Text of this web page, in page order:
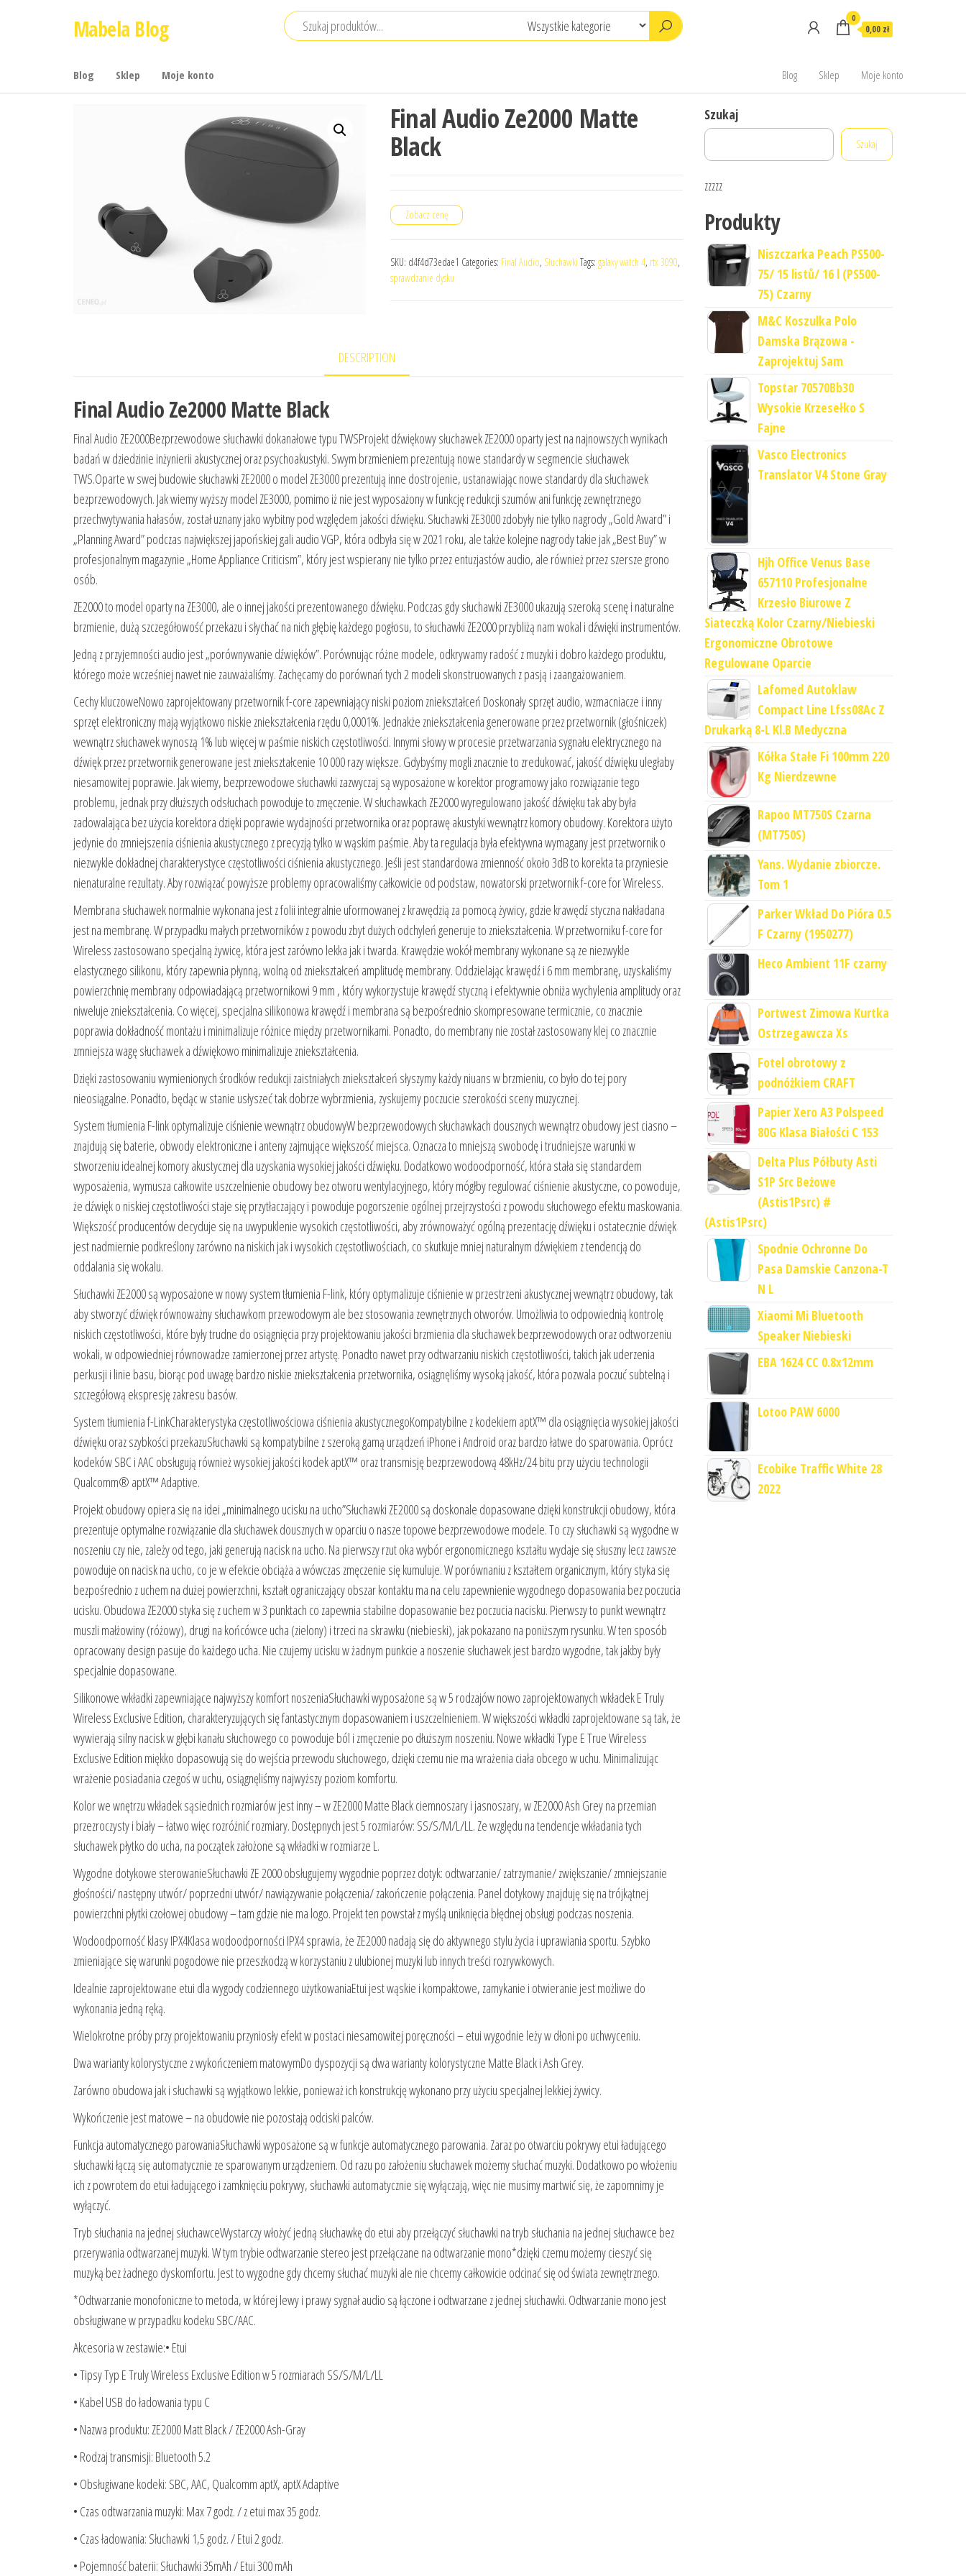
Mabela Blog 0
0,00 zł
Blog Sklep Moje konto Blog Sklep Moje konto
Final Audio Ze2000 Matte
Black
Zobacz cenę
SKU: d4f4d73edae1 Categories: Final Audio, Słuchawki Tags: galaxy watch 4, rtx 3090,
sprawdzanie dysku
DESCRIPTION
Final Audio Ze2000 Matte Black
Final Audio ZE2000Bezprzewodowe słuchawki dokanałowe typu TWSProjekt dźwiękowy słuchawek ZE2000 oparty jest na najnowszych wynikach
badań w dziedzinie inżynierii akustycznej oraz psychoakustyki. Swym brzmieniem prezentują nowe standardy w segmencie słuchawek
TWS.Oparte w swej budowie słuchawki ZE2000 o model ZE3000 prezentują inne dostrojenie, ustanawiając nowe standardy dla słuchawek
bezprzewodowych. Jak wiemy wyższy model ZE3000, pomimo iż nie jest wyposażony w funkcję redukcji szumów ani funkcję zewnętrznego
przechwytywania hałasów, został uznany jako wybitny pod względem jakości dźwięku. Słuchawki ZE3000 zdobyły nie tylko nagrody „Gold Award” i
„Planning Award” podczas największej japońskiej gali audio VGP, która odbyła się w 2021 roku, ale także kolejne nagrody takie jak „Best Buy” w
profesjonalnym magazynie „Home Appliance Criticism”, który jest wspierany nie tylko przez entuzjastów audio, ale również przez szersze grono
osób.
ZE2000 to model oparty na ZE3000, ale o innej jakości prezentowanego dźwięku. Podczas gdy słuchawki ZE3000 ukazują szeroką scenę i naturalne
brzmienie, dużą szczegółowość przekazu i słychać na nich głębię każdego pogłosu, to słuchawki ZE2000 przybliżą nam wokal i dźwięki instrumentów.
Jedną z przyjemności audio jest „porównywanie dźwięków”. Porównując różne modele, odkrywamy radość z muzyki i dobro każdego produktu,
którego może wcześniej nawet nie zauważaliśmy. Zachęcamy do porównań tych 2 modeli skonstruowanych z pasją i zaangażowaniem.
Cechy kluczoweNowo zaprojektowany przetwornik f-core zapewniający niski poziom zniekształceń Doskonały sprzęt audio, wzmacniacze i inny
sprzęt elektroniczny mają wyjątkowo niskie zniekształcenia rzędu 0,0001%. Jednakże zniekształcenia generowane przez przetwornik (głośniczek)
wewnątrz słuchawek wynoszą 1% lub więcej w paśmie niskich częstotliwości. Innymi słowy w procesie przetwarzania sygnału elektrycznego na
dźwięk przez przetwornik generowane jest zniekształcenie 10 000 razy większe. Gdybyśmy mogli znacznie to zredukować, jakość dźwięku uległaby
niesamowitej poprawie. Jak wiemy, bezprzewodowe słuchawki zazwyczaj są wyposażone w korektor programowy jako rozwiązanie tego
problemu, jednak przy dłuższych odsłuchach powoduje to zmęczenie. W słuchawkach ZE2000 wyregulowano jakość dźwięku tak aby była
zadowalająca bez użycia korektora dzięki poprawie wydajności przetwornika oraz poprawę akustyki wewnątrz komory obudowy. Korektora użyto
jedynie do zmniejszenia ciśnienia akustycznego z precyzją tylko w wąskim paśmie. Aby ta regulacja była efektywna wymagany jest przetwornik o
niezwykle dokładnej charakterystyce częstotliwości ciśnienia akustycznego. Jeśli jest standardowa zmienność około 3dB to korekta ta przyniesie
nienaturalne rezultaty. Aby rozwiązać powyższe problemy opracowaliśmy całkowicie od podstaw, nowatorski przetwornik f-core for Wireless.
Membrana słuchawek normalnie wykonana jest z folii integralnie uformowanej z krawędzią za pomocą żywicy, gdzie krawędź styczna nakładana
jest na membranę. W przypadku małych przetworników z powodu zbyt dużych odchyleń generuje to zniekształcenia. W przetworniku f-core for
Wireless zastosowano specjalną żywicę, która jest zarówno lekka jak i twarda. Krawędzie wokół membrany wykonane są ze niezwykle
elastycznego silikonu, który zapewnia płynną, wolną od zniekształceń amplitudę membrany. Oddzielając krawędź i 6 mm membranę, uzyskaliśmy
powierzchnię membrany odpowiadającą przetwornikowi 9 mm , który wykorzystuje krawędź styczną i efektywnie obniża wychylenia amplitudy oraz
niweluje zniekształcenia. Co więcej, specjalna silikonowa krawędź i membrana są bezpośrednio skompresowane termicznie, co znacznie
poprawia dokładność montażu i minimalizuje różnice między przetwornikami. Ponadto, do membrany nie został zastosowany klej co znacznie
zmniejsza wagę słuchawek a dźwiękowo minimalizuje zniekształcenia.
Dzięki zastosowaniu wymienionych środków redukcji zaistniałych zniekształceń słyszymy każdy niuans w brzmieniu, co było do tej pory
nieosiągalne. Ponadto, będąc w stanie usłyszeć tak dobrze wybrzmienia, zyskujemy poczucie szerokości sceny muzycznej.
System tłumienia F-link optymalizuje ciśnienie wewnątrz obudowyW bezprzewodowych słuchawkach dousznych wewnątrz obudowy jest ciasno –
znajdują się baterie, obwody elektroniczne i anteny zajmujące większość miejsca. Oznacza to mniejszą swobodę i trudniejsze warunki w
stworzeniu idealnej komory akustycznej dla uzyskania wysokiej jakości dźwięku. Dodatkowo wodoodporność, która stała się standardem
wyposażenia, wymusza całkowite uszczelnienie obudowy bez otworu wentylacyjnego, który mógłby regulować ciśnienie akustyczne, co powoduje,
że dźwięk o niskiej częstotliwości staje się przytłaczający i powoduje pogorszenie ogólnej przejrzystości z powodu słuchowego efektu maskowania.
Większość producentów decyduje się na uwypuklenie wysokich częstotliwości, aby zrównoważyć ogólną prezentację dźwięku i ostatecznie dźwięk
jest nadmiernie podkreślony zarówno na niskich jak i wysokich częstotliwościach, co skutkuje mniej naturalnym dźwiękiem z tendencją do
oddalania się wokalu.
Słuchawki ZE2000 są wyposażone w nowy system tłumienia F-link, który optymalizuje ciśnienie w przestrzeni akustycznej wewnątrz obudowy, tak
aby stworzyć dźwięk równoważny słuchawkom przewodowym ale bez stosowania zewnętrznych otworów. Umożliwia to odpowiednią kontrolę
niskich częstotliwości, które były trudne do osiągnięcia przy projektowaniu jakości brzmienia dla słuchawek bezprzewodowych oraz odtworzeniu
wokali, w odpowiedniej równowadze zamierzonej przez artystę. Ponadto nawet przy odtwarzaniu niskich częstotliwości, takich jak uderzenia
perkusji i linie basu, biorąc pod uwagę bardzo niskie zniekształcenia przetwornika, osiągnęliśmy wysoką jakość, która pozwala poczuć subtelną i
szczegółową ekspresję zakresu basów.
System tłumienia f-LinkCharakterystyka częstotliwościowa ciśnienia akustycznegoKompatybilne z kodekiem aptX™ dla osiągnięcia wysokiej jakości
dźwięku oraz szybkości przekazuSłuchawki są kompatybilne z szeroką gamą urządzeń iPhone i Android oraz bardzo łatwe do sparowania. Oprócz
kodeków SBC i AAC obsługują również wysokiej jakości kodek aptX™ oraz transmisję bezprzewodową 48kHz/24 bitu przy użyciu technologii
Qualcomm® aptX™ Adaptive.
Projekt obudowy opiera się na idei „minimalnego ucisku na ucho”Słuchawki ZE2000 są doskonale dopasowane dzięki konstrukcji obudowy, która
prezentuje optymalne rozwiązanie dla słuchawek dousznych w oparciu o nasze topowe bezprzewodowe modele. To czy słuchawki są wygodne w
noszeniu czy nie, zależy od tego, jaki generują nacisk na ucho. Na pierwszy rzut oka wybór ergonomicznego kształtu wydaje się słuszny lecz zawsze
powoduje on nacisk na ucho, co je w efekcie obciąża a wówczas zmęczenie się kumuluje. W porównaniu z kształtem organicznym, który styka się
bezpośrednio z uchem na dużej powierzchni, kształt ograniczający obszar kontaktu ma na celu zapewnienie wygodnego dopasowania bez poczucia
ucisku. Obudowa ZE2000 styka się z uchem w 3 punktach co zapewnia stabilne dopasowanie bez poczucia nacisku. Pierwszy to punkt wewnątrz
muszli małżowiny (różowy), drugi na końcówce ucha (zielony) i trzeci na skrawku (niebieski), jak pokazano na poniższym rysunku. W ten sposób
opracowany design pasuje do każdego ucha. Nie czujemy ucisku w żadnym punkcie a noszenie słuchawek jest bardzo wygodne, tak jakby były
specjalnie dopasowane.
Silikonowe wkładki zapewniające najwyższy komfort noszeniaSłuchawki wyposażone są w 5 rodzajów nowo zaprojektowanych wkładek E Truly
Wireless Exclusive Edition, charakteryzujących się fantastycznym dopasowaniem i uszczelnieniem. W większości wkładki zaprojektowane są tak, że
wywierają silny nacisk w głębi kanału słuchowego co powoduje ból i zmęczenie po dłuższym noszeniu. Nowe wkładki Type E True Wireless
Exclusive Edition miękko dopasowują się do wejścia przewodu słuchowego, dzięki czemu nie ma wrażenia ciała obcego w uchu. Minimalizując
wrażenie posiadania czegoś w uchu, osiągnęliśmy najwyższy poziom komfortu.
Kolor we wnętrzu wkładek sąsiednich rozmiarów jest inny – w ZE2000 Matte Black ciemnoszary i jasnoszary, w ZE2000 Ash Grey na przemian
przezroczysty i biały – łatwo więc rozróżnić rozmiary. Dostępnych jest 5 rozmiarów: SS/S/M/L/LL. Ze względu na tendencje wkładania tych
słuchawek płytko do ucha, na początek założone są wkładki w rozmiarze L.
Wygodne dotykowe sterowanieSłuchawki ZE 2000 obsługujemy wygodnie poprzez dotyk: odtwarzanie/ zatrzymanie/ zwiększanie/ zmniejszanie
głośności/ następny utwór/ poprzedni utwór/ nawiązywanie połączenia/ zakończenie połączenia. Panel dotykowy znajduję się na trójkątnej
powierzchni płytki czołowej obudowy – tam gdzie nie ma logo. Projekt ten powstał z myślą uniknięcia błędnej obsługi podczas noszenia.
Wodoodporność klasy IPX4Klasa wodoodporności IPX4 sprawia, że ZE2000 nadają się do aktywnego stylu życia i uprawiania sportu. Szybko
zmieniające się warunki pogodowe nie przeszkodzą w korzystaniu z ulubionej muzyki lub innych treści rozrywkowych.
Idealnie zaprojektowane etui dla wygody codziennego użytkowaniaEtui jest wąskie i kompaktowe, zamykanie i otwieranie jest możliwe do
wykonania jedną ręką.
Wielokrotne próby przy projektowaniu przyniosły efekt w postaci niesamowitej poręczności – etui wygodnie leży w dłoni po uchwyceniu.
Dwa warianty kolorystyczne z wykończeniem matowymDo dyspozycji są dwa warianty kolorystyczne Matte Black i Ash Grey.
Zarówno obudowa jak i słuchawki są wyjątkowo lekkie, ponieważ ich konstrukcję wykonano przy użyciu specjalnej lekkiej żywicy.
Wykończenie jest matowe – na obudowie nie pozostają odciski palców.
Funkcja automatycznego parowaniaSłuchawki wyposażone są w funkcje automatycznego parowania. Zaraz po otwarciu pokrywy etui ładującego
słuchawki łączą się automatycznie ze sparowanym urządzeniem. Od razu po założeniu słuchawek możemy słuchać muzyki. Dodatkowo po włożeniu
ich z powrotem do etui ładującego i zamknięciu pokrywy, słuchawki automatycznie się wyłączają, więc nie musimy martwić się, że zapomnimy je
wyłączyć.
Tryb słuchania na jednej słuchawceWystarczy włożyć jedną słuchawkę do etui aby przełączyć słuchawki na tryb słuchania na jednej słuchawce bez
przerywania odtwarzanej muzyki. W tym trybie odtwarzanie stereo jest przełączane na odtwarzanie mono*dzięki czemu możemy cieszyć się
muzyką bez żadnego dyskomfortu. Jest to wygodne gdy chcemy słuchać muzyki ale nie chcemy całkowicie odcinać się od świata zewnętrznego.
*Odtwarzanie monofoniczne to metoda, w której lewy i prawy sygnał audio są łączone i odtwarzane z jednej słuchawki. Odtwarzanie mono jest
obsługiwane w przypadku kodeku SBC/AAC.
Akcesoria w zestawie:• Etui
• Tipsy Typ E Truly Wireless Exclusive Edition w 5 rozmiarach SS/S/M/L/LL
• Kabel USB do ładowania typu C
• Nazwa produktu: ZE2000 Matt Black / ZE2000 Ash-Gray
• Rodzaj transmisji: Bluetooth 5.2
• Obsługiwane kodeki: SBC, AAC, Qualcomm aptX, aptX Adaptive
• Czas odtwarzania muzyki: Max 7 godz. / z etui max 35 godz.
• Czas ładowania: Słuchawki 1,5 godz. / Etui 2 godz.
• Pojemność baterii: Słuchawki 35mAh / Etui 300 mAh
Szukaj
Szukaj
zzzzz
Produkty
Niszczarka Peach PS500-
75/ 15 listů/ 16 l (PS500-
75) Czarny
M&C Koszulka Polo
Damska Brązowa -
Zaprojektuj Sam
Topstar 70570Bb30
Wysokie Krzesełko S
Fajne
Vasco Electronics
Translator V4 Stone Gray
Hjh Office Venus Base
657110 Profesjonalne
Krzesło Biurowe Z
Siateczką Kolor Czarny/Niebieski
Ergonomiczne Obrotowe
Regulowane Oparcie
Lafomed Autoklaw
Compact Line Lfss08Ac Z
Drukarką 8-L Kl.B Medyczna
Kółka Stałe Fi 100mm 220
Kg Nierdzewne
Rapoo MT750S Czarna
(MT750S)
Yans. Wydanie zbiorcze.
Tom 1
Parker Wkład Do Pióra 0.5
F Czarny (1950277)
Heco Ambient 11F czarny
Portwest Zimowa Kurtka
Ostrzegawcza Xs
Fotel obrotowy z
podnóżkiem CRAFT
Papier Xero A3 Polspeed
80G Klasa Białości C 153
Delta Plus Półbuty Asti
S1P Src Beżowe
(Astis1Psrc) #
(Astis1Psrc)
Spodnie Ochronne Do
Pasa Damskie Canzona-T
N L
Xiaomi Mi Bluetooth
Speaker Niebieski
EBA 1624 CC 0.8x12mm
Lotoo PAW 6000
Ecobike Traffic White 28
2022